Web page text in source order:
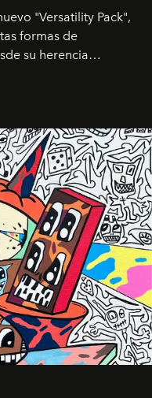
"Versatility Pack",
formas de
su herencia
inspirada en el